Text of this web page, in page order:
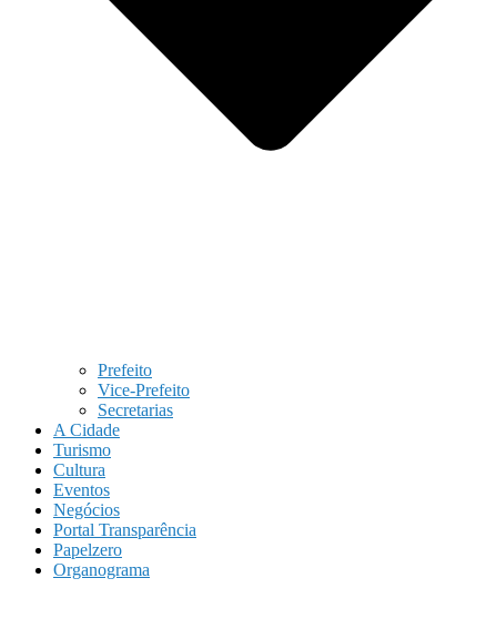
Prefeito
Vice-Prefeito
Secretarias
A Cidade
Turismo
Cultura
Eventos
Negócios
Portal Transparência
Papelzero
Organograma